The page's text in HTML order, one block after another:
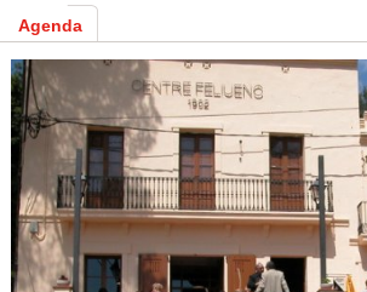
Agenda